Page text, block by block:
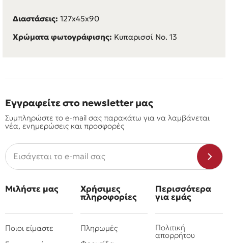
Διαστάσεις: 127x45x90
Χρώματα φωτογράφισης: Κυπαρισσί Νο. 13
Εγγραφείτε στο newsletter μας
Συμπληρώστε το e-mail σας παρακάτω για να λαμβάνεται
νέα, ενημερώσεις και προσφορές
Μιλήστε μας
Ποιοι είμαστε
Χρήσιμες
πληροφορίες
Πληρωμές
Περισσότερα
για εμάς
Πολιτική
απορρήτου